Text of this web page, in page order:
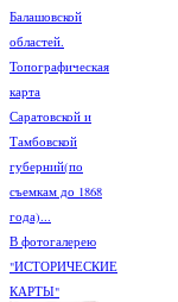
Балашовской
областей.
Топографическая
карта
Саратовской и
Тамбовской
губерний(по
съемкам до 1868
года)...
В фотогалерею
"ИСТОРИЧЕСКИЕ
КАРТЫ"